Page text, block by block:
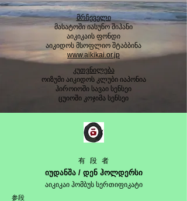
მრჩეველი
მასატოში იასუნო შიჰანი
აიკიკაის ფონდი
აიკიდოს მსოფლიო შტაბბინა
www.aikikai.or.jp
კუთვნილება
ოიზუმი აიკიდოს კლუბი იაპონია
ჰიროიოში სავაი სენსეი
ცუიოში კოჯიმა სენსეი
有 段 者
იუდანშა / დენ ჰოლდერსი
აიკიკაი ჰომბუს სერთიფიკატი
参段